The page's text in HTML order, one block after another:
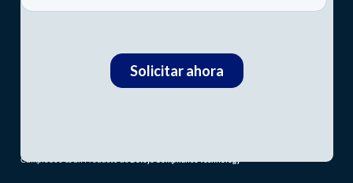
Cumplo360 es un Producto de